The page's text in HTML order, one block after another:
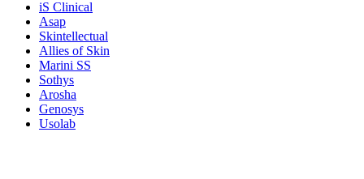
iS Clinical
Asap
Skintellectual
Allies of Skin
Marini SS
Sothys
Arosha
Genosys
Usolab